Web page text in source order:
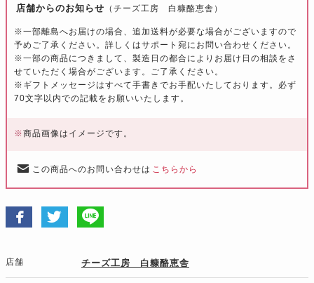
店舗からのお知らせ （チーズ工房 白糠酪恵舎）
※一部離島へお届けの場合、追加送料が必要な場合がございますので
予めご了承ください。詳しくはサポート宛にお問い合わせください。
※一部の商品につきまして、製造日の都合によりお届け日の相談をさ
せていただく場合がございます。ご了承ください。
※ギフトメッセージはすべて手書きでお手配いたしております。必ず
70文字以内での記載をお願いいたします。
※商品画像はイメージです。
この商品へのお問い合わせは こちらから
店舗 チーズ工房 白糠酪恵舎